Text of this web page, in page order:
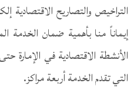
التراخيص والتصاريح الاقتصادية
إيماناً منا بأهمية ضمان الخدمة
الأنشطة الاقتصادية في الإمارة
التي تقدم الخدمة أربعة مراكز.